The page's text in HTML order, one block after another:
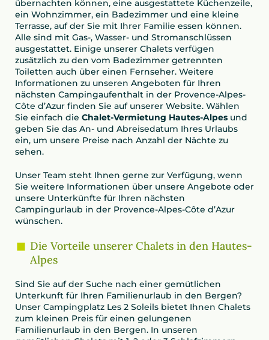
übernachten können, eine ausgestattete Küchenzeile,
ein Wohnzimmer, ein Badezimmer und eine kleine
Terrasse, auf der Sie mit Ihrer Familie essen können.
Alle sind mit Gas-, Wasser- und Stromanschlüssen
ausgestattet. Einige unserer Chalets verfügen
zusätzlich zu den vom Badezimmer getrennten
Toiletten auch über einen Fernseher. Weitere
Informationen zu unseren Angeboten für Ihren
nächsten Campingaufenthalt in der Provence-Alpes-
Côte d’Azur finden Sie auf unserer Website. Wählen
Sie einfach die Chalet-Vermietung Hautes-Alpes und
geben Sie das An- und Abreisedatum Ihres Urlaubs
ein, um unsere Preise nach Anzahl der Nächte zu
sehen.
Unser Team steht Ihnen gerne zur Verfügung, wenn
Sie weitere Informationen über unsere Angebote oder
unsere Unterkünfte für Ihren nächsten
Campingurlaub in der Provence-Alpes-Côte d’Azur
wünschen.
Die Vorteile unserer Chalets in den Hautes-
Alpes
Sind Sie auf der Suche nach einer gemütlichen
Unterkunft für Ihren Familienurlaub in den Bergen?
Unser Campingplatz Les 2 Soleils bietet Ihnen Chalets
zum kleinen Preis für einen gelungenen
Familienurlaub in den Bergen. In unseren